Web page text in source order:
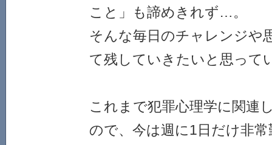
こと」も諦めきれず…。
そんな毎日のチャレンジや
て残していきたいと思って
これまで犯罪心理学に関連
ので、今は週に1日だけ非